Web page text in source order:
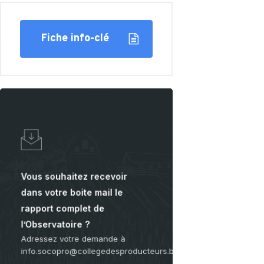
CARTOGRAPHIE DES MEUNERIES
WALLONNESFiche info-clé
Vous souhaitez recevoir
dans votre boite mail le
rapport complet de
l’Observatoire ?
Adressez votre demande à
info.socopro@collegedesproducteurs.be